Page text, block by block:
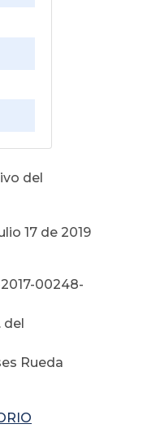
del
17 de 2019
00248-
del
Rueda